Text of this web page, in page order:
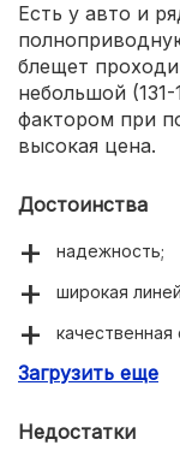
Есть у авто и
блещет
небольшой
фактором при
высокая цена.
Достоинства
надежность;
широкая
качественная
Загрузить еще
Недостатки